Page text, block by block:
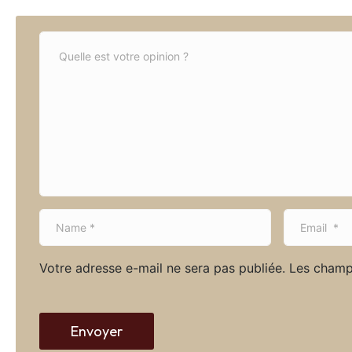
Votre adresse e-mail ne sera pas publiée. Les
C
N
e
E
i
Envoyer